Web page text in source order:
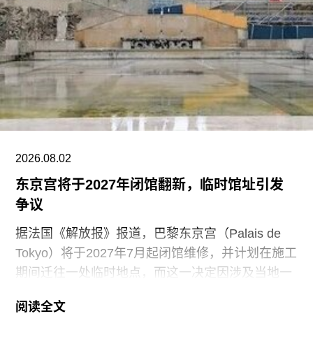
·波拉斯-金（Gala Porras-Kim）、阿拉·埃德里斯
（Alaa Edris）及索达特·伊斯梅洛娃（Saodat
Ismailova）等。
三大主要展场将分别围绕不同主题展开：济州美术
馆以“人”（Human）为题；济州旧城区展览空间聚
焦“神灵”（Deities）；济州石公园（Jeju Stone
2026.08.02
东京宫将于2027年闭馆翻新，临时馆址引发
争议
据法国《解放报》报道，巴黎东京宫（Palais de
Tokyo）将于2027年7月起闭馆维修，并计划在施工
期间迁往一处临时地点，而这一决定因涉及当地一
阅读全文